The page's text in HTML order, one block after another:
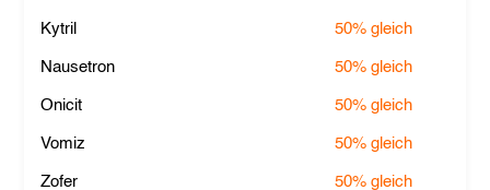
Kytril 50%gleich
Nausetron 50%gleich
Onicit 50%gleich
Vomiz 50%gleich
Zofer 50%gleich